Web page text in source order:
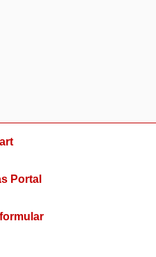
Portal